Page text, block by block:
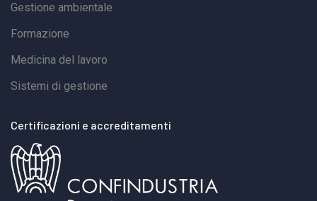
Gestione ambientale
Formazione
Medicina del lavoro
Sistemi di gestione
Certificazioni e accreditamenti